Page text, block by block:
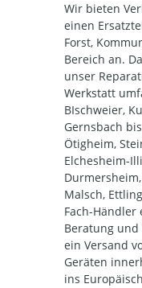
Wir bieten
einen
Forst,
Bereich an.
unser
Werkstatt
BIschweier,
Gernsbach
Ötigheim,
Elchesheim-
Malsch,
Fach-
Beratung und
ein Versand
Geräten
ins